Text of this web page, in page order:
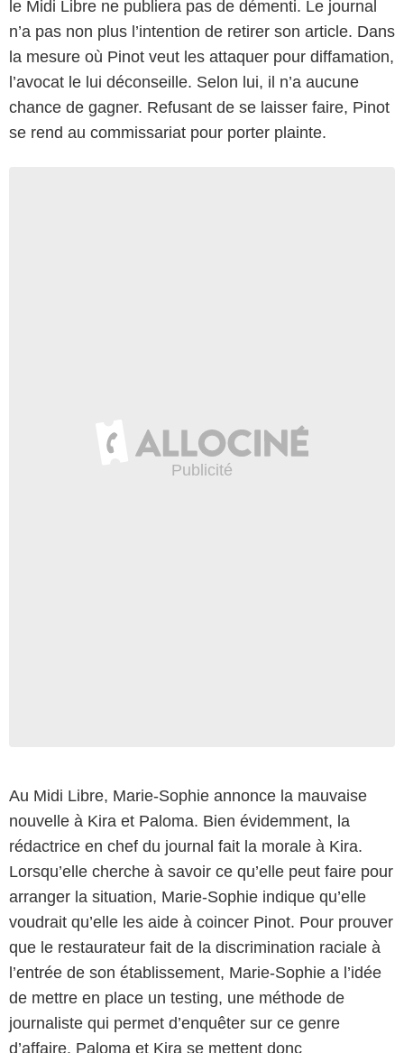
le Midi Libre ne publiera pas de démenti. Le journal
n’a pas non plus l’intention de retirer son article. Dans
la mesure où Pinot veut les attaquer pour diffamation,
l’avocat le lui déconseille. Selon lui, il n’a aucune
chance de gagner. Refusant de se laisser faire, Pinot
se rend au commissariat pour porter plainte.
Au Midi Libre, Marie-Sophie annonce la mauvaise
nouvelle à Kira et Paloma. Bien évidemment, la
rédactrice en chef du journal fait la morale à Kira.
Lorsqu’elle cherche à savoir ce qu’elle peut faire pour
arranger la situation, Marie-Sophie indique qu’elle
voudrait qu’elle les aide à coincer Pinot. Pour prouver
que le restaurateur fait de la discrimination raciale à
l’entrée de son établissement, Marie-Sophie a l’idée
de mettre en place un testing, une méthode de
journaliste qui permet d’enquêter sur ce genre
d’affaire. Paloma et Kira se mettent donc